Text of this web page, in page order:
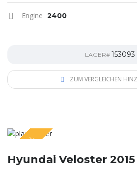
Engine 2400
LAGER# 153093
ZUM VERGLEICHEN
SPECIAL
Hyundai Veloster 2015